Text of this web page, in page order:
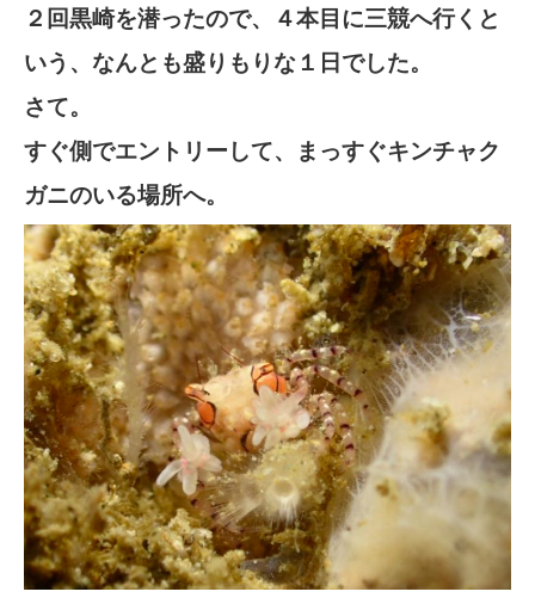
２回黒崎を潜ったので、４本目に三競へ行くと
いう、なんとも盛りもりな１日でした。
さて。
すぐ側でエントリーして、まっすぐキンチャク
ガニのいる場所へ。